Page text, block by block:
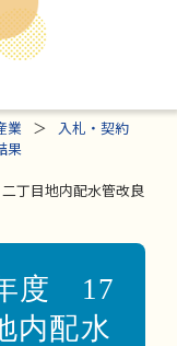
業
入札・契約
果
丁目地内配水管改良
度 17
内配水